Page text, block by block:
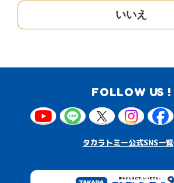
いいえ
FOLLOW US !
タカラトミー公式SNS一覧